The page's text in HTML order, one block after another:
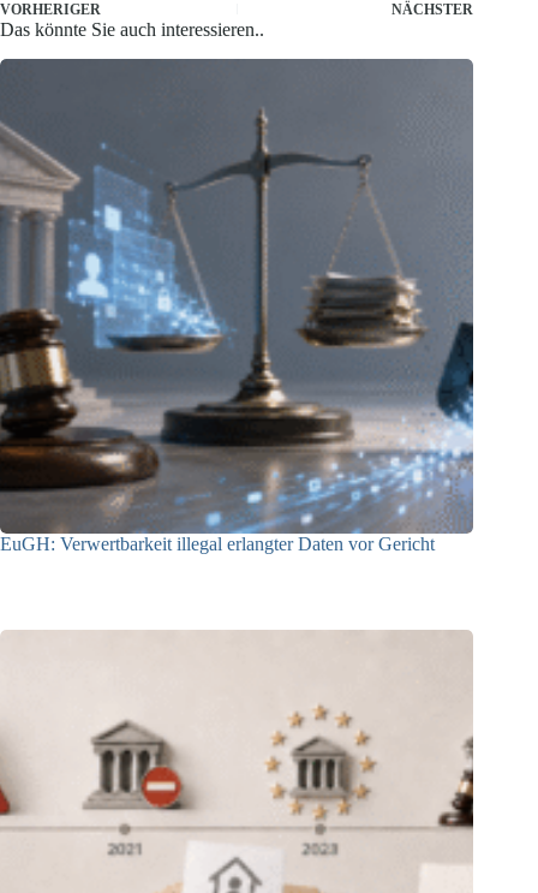
VORHERIGER NÄCHSTER
Das könnte Sie auch interessieren..
EuGH: Verwertbarkeit illegal erlangter Daten vor Gericht